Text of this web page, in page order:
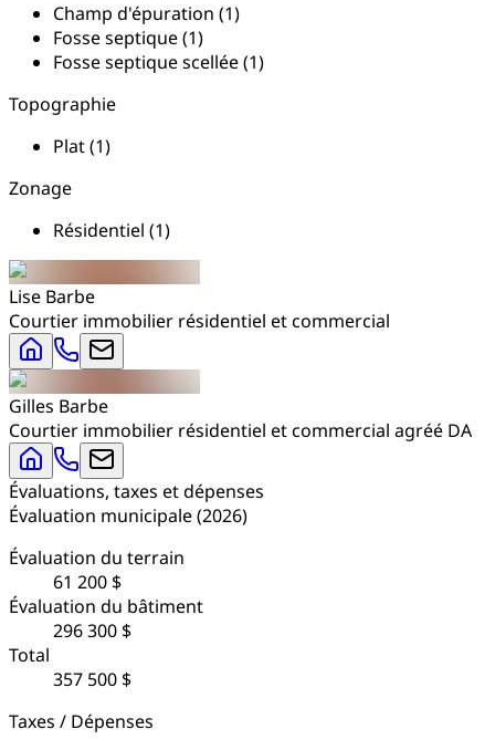
Champ d'épuration (1)
Fosse septique (1)
Fosse septique scellée (1)
Topographie
Plat (1)
Zonage
Résidentiel (1)
Lise Barbe
Courtier immobilier résidentiel et commercial
Gilles Barbe
Courtier immobilier résidentiel et commercial agréé DA
Évaluations, taxes et dépenses
Évaluation municipale(2026)
Évaluation du terrain
61 200 $
Évaluation du bâtiment
296 300 $
Total
357 500 $
Taxes / Dépenses